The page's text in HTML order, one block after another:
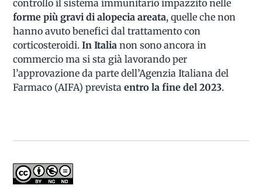
controllo il sistema immunitario impazzito nelle
forme più gravi di alopecia areata, quelle che non
hanno avuto benefici dal trattamento con
corticosteroidi.In Italia non sono ancora in
commercio ma si sta già lavorando per
l’approvazione da parte dell’Agenzia Italiana del
Farmaco (AIFA) previstaentro la fine del 2023.